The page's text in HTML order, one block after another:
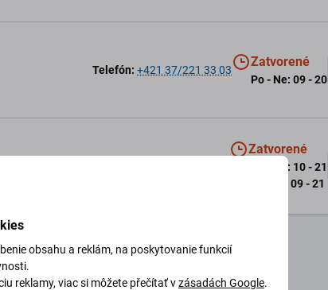
Telefón: +421 37/221 33 03
Zatvorené
Po - Ne: 09 - 20
Zatvorené
Po - Pia: 10 - 21
So - Ne: 09 - 21
obsahu a reklám, na poskytovanie funkcií
reklamy, viac si môžete přečítať vzásadách Google.